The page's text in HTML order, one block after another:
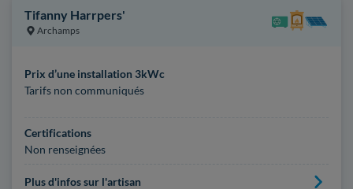
Tifanny Harrpers'
Archamps
Prix d’une installation 3kWc
Tarifs non communiqués
Certifications
Non renseignées
Plus d'infos sur l'artisan